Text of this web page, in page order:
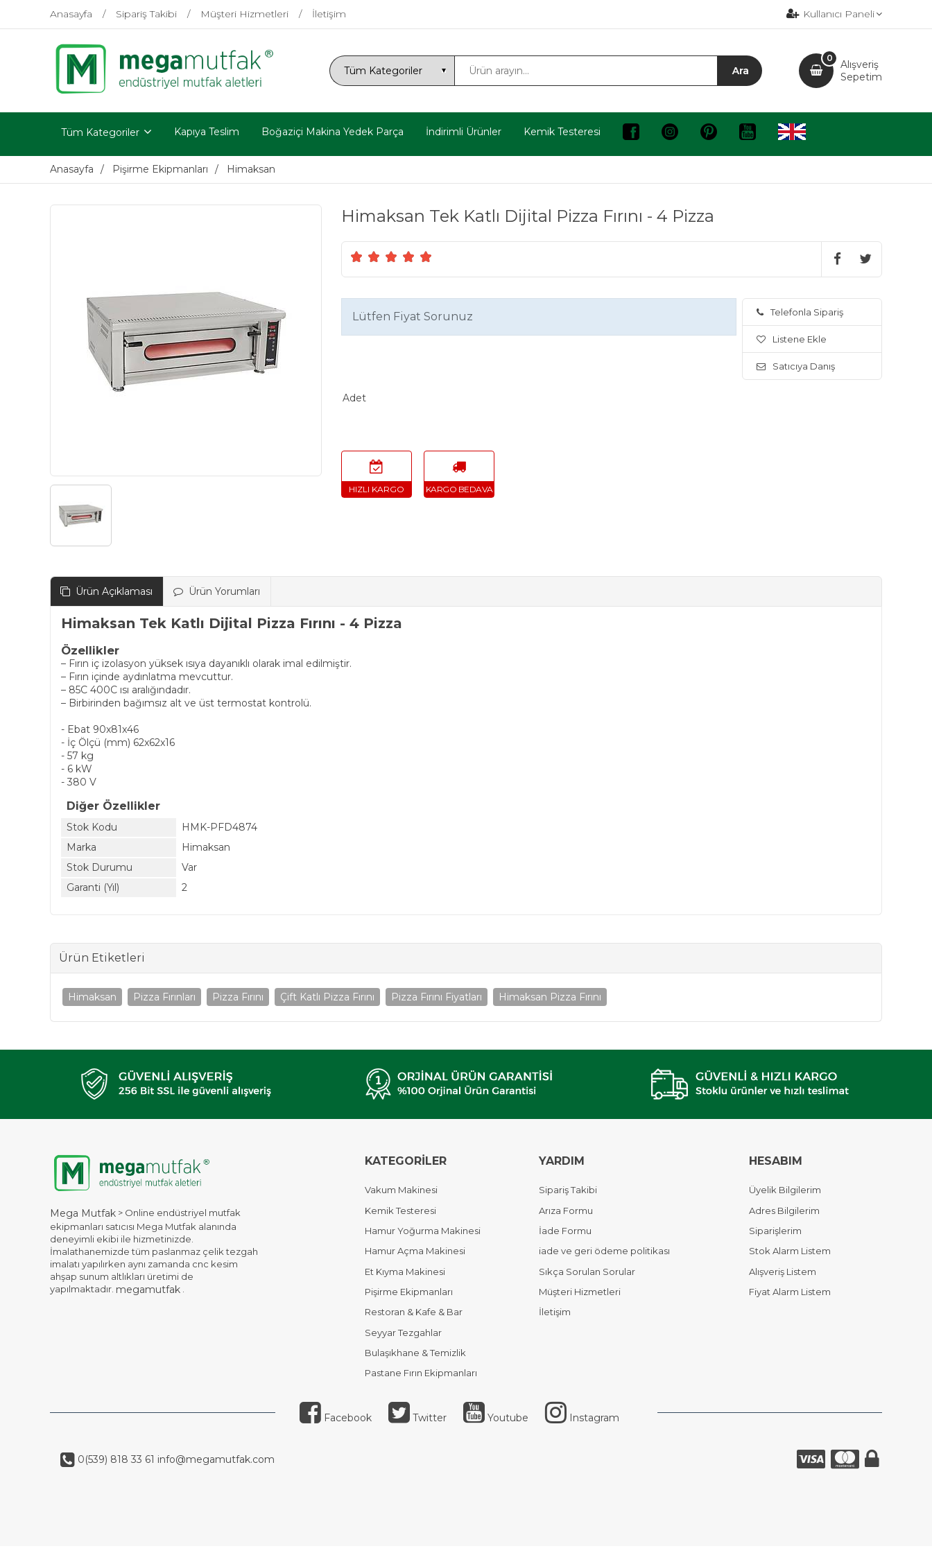
Anasayfa Sipariş Takibi Müşteri Hizmetleri İletişim Kullanıcı Paneli
Alışveriş
Sepetim
0
Tüm Kategoriler Kapıya Teslim Boğaziçi Makina Yedek Parça İndirimli Ürünler Kemik Testeresi
Anasayfa Pişirme Ekipmanları Himaksan
Himaksan Tek Katlı Dijital Pizza Fırını - 4 Pizza
Lütfen Fiyat Sorunuz
Adet
Telefonla Sipariş
Listene Ekle
Satıcıya Danış
Ürün Açıklaması Ürün Yorumları
Himaksan Tek Katlı Dijital Pizza Fırını - 4 Pizza
Özellikler
– Fırın iç izolasyon yüksek ısıya dayanıklı olarak imal edilmiştir.
– Fırın içinde aydınlatma mevcuttur.
– 85C 400C ısı aralığındadır.
– Birbirinden bağımsız alt ve üst termostat kontrolü.
- Ebat 90x81x46
- İç Ölçü (mm) 62x62x16
- 57 kg
- 6 kW
- 380 V
Diğer Özellikler
Stok Kodu
HMK-PFD4874
Marka
Himaksan
Stok Durumu
Var
Garanti (Yıl)
2
Ürün Etiketleri
Himaksan Pizza Fırınları Pizza Fırını Çift Katlı Pizza Fırını Pizza Fırını Fiyatları Himaksan Pizza Fırını
Mega Mutfak > Online endüstriyel mutfak
ekipmanları satıcısı Mega Mutfak alanında
deneyimli ekibi ile hizmetinizde.
İmalathanemizde tüm paslanmaz çelik tezgah
imalatı yapılırken aynı zamanda cnc kesim
ahşap sunum altlıkları üretimi de
yapılmaktadır. megamutfak
KATEGORİLER
Vakum Makinesi
Kemik Testeresi
Hamur Yoğurma Makinesi
Hamur Açma Makinesi
Et Kıyma Makinesi
Pişirme Ekipmanları
Restoran & Kafe & Bar
Seyyar Tezgahlar
Bulaşıkhane & Temizlik
Pastane Fırın Ekipmanları
YARDIM
Sipariş Takibi
Arıza Formu
İade Formu
iade ve geri ödeme politikası
Sıkça Sorulan Sorular
Müşteri Hizmetleri
İletişim
HESABIM
Üyelik Bilgilerim
Adres Bilgilerim
Siparişlerim
Stok Alarm Listem
Alışveriş Listem
Fiyat Alarm Listem
Facebook Twitter Youtube Instagram
0(539) 818 33 61 info@megamutfak.com